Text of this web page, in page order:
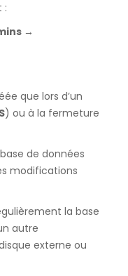
:
→
que lors d’un
) ou à la fermeture
de données
modifications
la base
autre
externe ou